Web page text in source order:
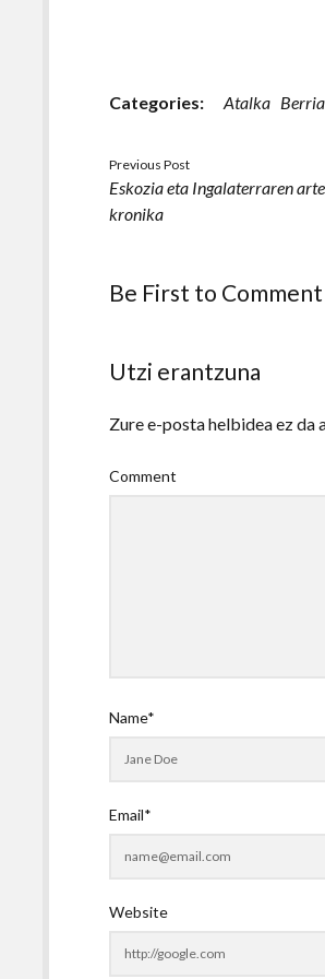
Categories: Atalka
Previous Post
Eskozia eta Ingalaterraren
kronika
Be First to Comment
Utzi erantzuna
Zure e-posta helbidea ez da
Comment
Name*
Email*
Website